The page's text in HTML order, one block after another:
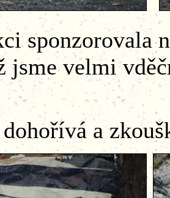
sponzorovala
jsme velmi
a